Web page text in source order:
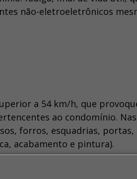
não-eletroeletrônicos
a 54 km/h, que
ao condomínio. Nas
forros, esquadrias, portas,
acabamento e pintura).
decoração, vestuário,